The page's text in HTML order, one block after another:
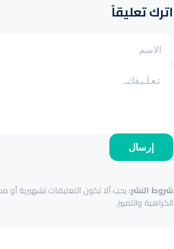
اترك تعليقاً
إرسال
شروط النشر:يجب ألا تكون التعليقات تشهيرية أو
الكراهية والتمييز.